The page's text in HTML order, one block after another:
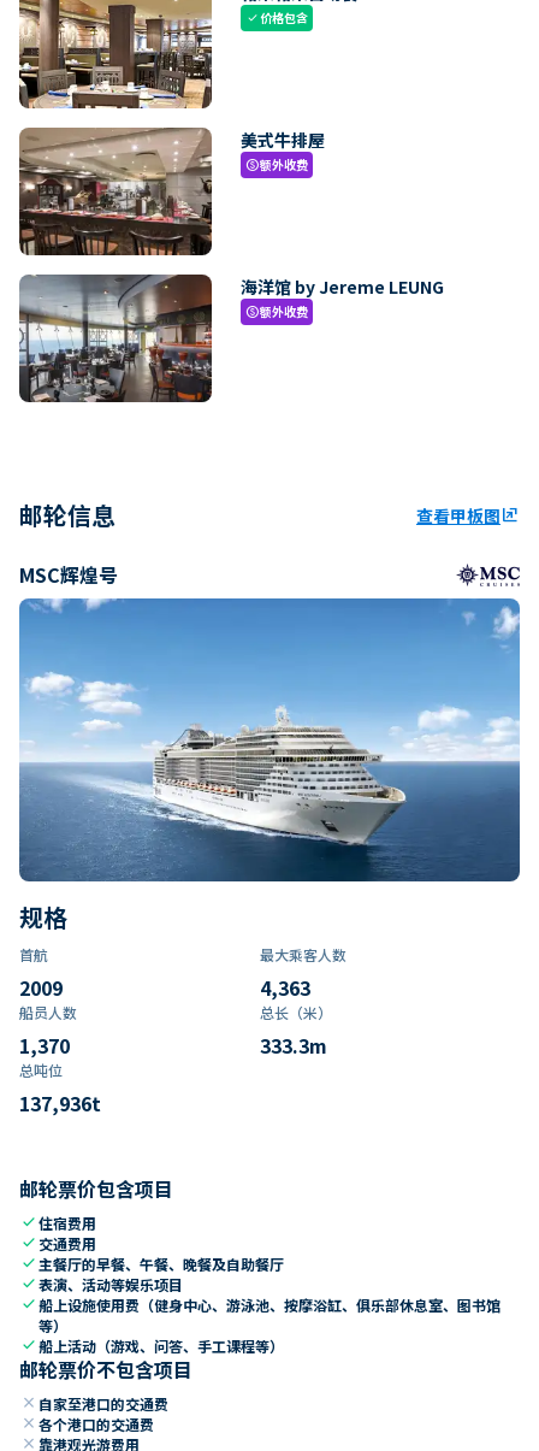
check价格包含
美式牛排屋
paid额外收费
海洋馆 by Jereme LEUNG
paid额外收费
邮轮信息 查看甲板图ungroup
MSC辉煌号
规格
首航
2009
最大乘客人数
4,363
船员人数
1,370
总长（米）
333.3m
总吨位
137,936t
邮轮票价包含项目
check住宿费用
check 交通费用
check 主餐厅的早餐、午餐、晚餐及自助餐厅
check表演、活动等娱乐项目
check船上设施使用费（健身中心、游泳池、按摩浴缸、俱乐部休息室、图书馆
等）
check船上活动（游戏、问答、手工课程等）
邮轮票价不包含项目
close 自家至港口的交通费
close 各个港口的交通费
close 靠港观光游费用